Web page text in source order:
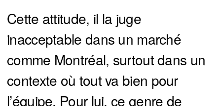
Cette attitude, il la juge
inacceptable dans un marché
comme Montréal, surtout dans un
contexte où tout va bien pour
l’équipe. Pour lui, ce genre de